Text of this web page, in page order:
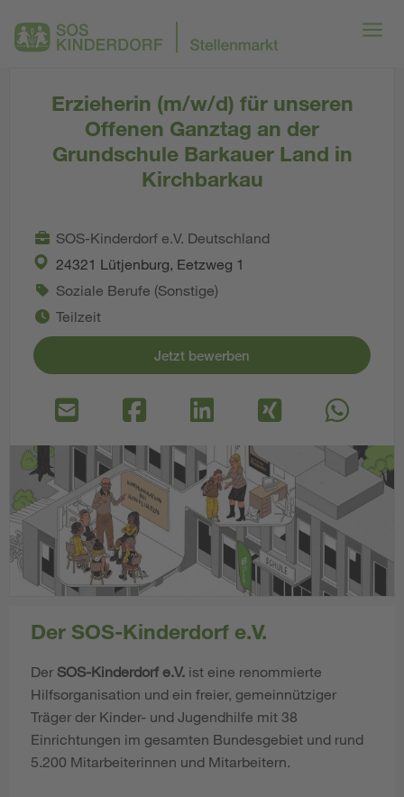
Erzieherin (m/w/d) für unseren
Offenen Ganztag an der
Grundschule Barkauer Land in
Kirchbarkau
SOS-Kinderdorf e.V. Deutschland
24321 Lütjenburg, Eetzweg 1
Soziale Berufe (Sonstige)
Teilzeit
Jetzt bewerben
Der SOS-Kinderdorf e.V.
Der SOS-Kinderdorf e.V. ist eine renommierte
Hilfsorganisation und ein freier, gemeinnütziger
Träger der Kinder- und Jugendhilfe mit 38
Einrichtungen im gesamten Bundesgebiet und rund
5.200 Mitarbeiterinnen und Mitarbeitern.